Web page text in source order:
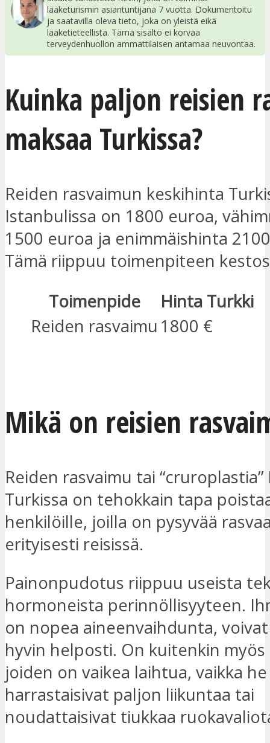
lääketurismin asiantuntijana 7 vuotta. Dokumentoitu
ja saatavilla oleva tieto, joka on yleistä eikä
lääketieteellistä. Tämä sisältö ei korvaa
terveydenhuollon ammattilaisen antamaa neuvontaa.
Kuinka paljon reisien
maksaa Turkissa?
Reiden rasvaimun keskihinta
Istanbulissa on 1800 euroa,
1500 euroa ja enimmäishinta
Tämä riippuu toimenpiteen
Toimenpide
Hinta Turkki
Reiden rasvaimu 1800 €
Mikä on reisien
Reiden rasvaimu tai
Turkissa on tehokkain tapa
henkilöille, joilla on pysyvää
erityisesti reisissä.
Painonpudotus riippuu useista
hormoneista perinnöllisyyteen.
on nopea aineenvaihdunta,
hyvin helposti. On kuitenkin myös
joiden on vaikea laihtua, vaikka he
harrastaisivat paljon liikuntaa tai
noudattaisivat tiukkaa